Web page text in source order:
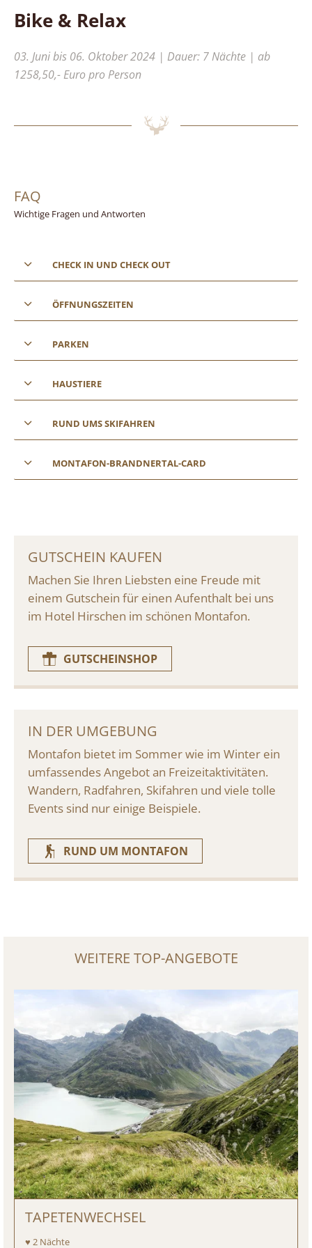
Bike & Relax
03. Juni bis 06. Oktober 2024 | Dauer: 7 Nächte | ab
1258,50,- Euro pro Person
FAQ
Wichtige Fragen und Antworten
CHECK IN UND CHECK OUT
ÖFFNUNGSZEITEN
PARKEN
HAUSTIERE
RUND UMS SKIFAHREN
MONTAFON-BRANDNERTAL-CARD
GUTSCHEIN KAUFEN
Machen Sie Ihren Liebsten eine Freude mit
einem Gutschein für einen Aufenthalt bei uns
im Hotel Hirschen im schönen Montafon.
GUTSCHEINSHOP
IN DER UMGEBUNG
Montafon bietet im Sommer wie im Winter ein
umfassendes Angebot an Freizeitaktivitäten.
Wandern, Radfahren, Skifahren und viele tolle
Events sind nur einige Beispiele.
RUND UM MONTAFON
WEITERE TOP-ANGEBOTE
TAPETENWECHSEL
♥ 2 Nächte